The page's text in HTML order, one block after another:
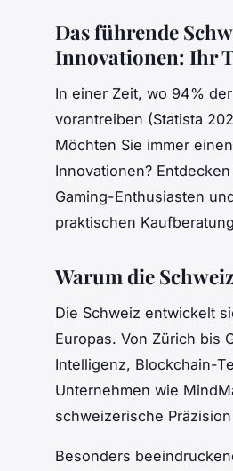
Das führende
Innovationen: Ihr
In einer Zeit, wo 94%
vorantreiben (Statista
Möchten Sie immer
Innovationen? Entdecken
Gaming-Enthusiasten
praktischen
Warum die
Die Schweiz entwickelt
Europas. Von Zürich bis
Intelligenz, Blockchain-
Unternehmen wie
schweizerische
Besonders